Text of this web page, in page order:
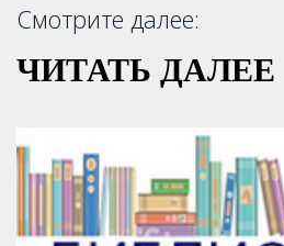
Смотрите далее:
ЧИТАТЬ ДАЛЕЕ